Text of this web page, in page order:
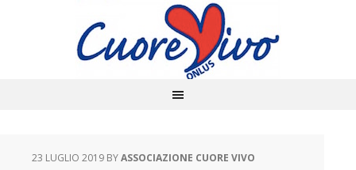
23 LUGLIO 2019 BYASSOCIAZIONE CUORE VIVO